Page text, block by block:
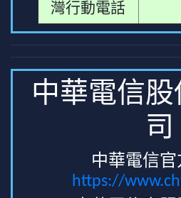
灣行動電話
中華電信
司
中華電信官
https://